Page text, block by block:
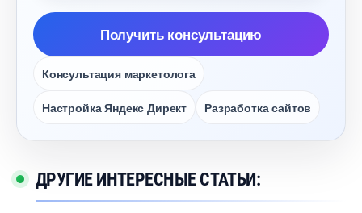
Получить консультацию
Консультация маркетолога
Настройка Яндекс Директ Разработка сайто
ДРУГИЕ ИНТЕРЕСНЫЕ СТАТЬИ: